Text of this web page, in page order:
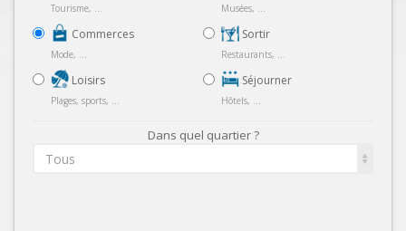
Tourisme, ...
Commerces
Mode, ...
Loisirs
Plages, sports, ...
Musées, ...
Sortir
Restaurants, ...
Séjourner
Hôtels, ...
Dans quel quartier ?
Tous